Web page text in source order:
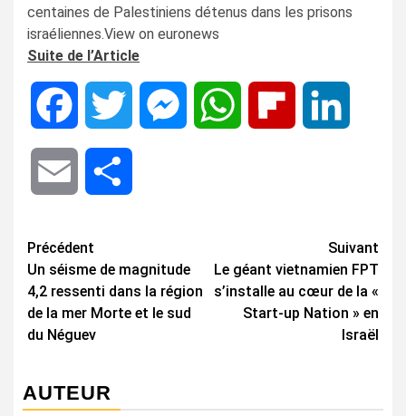
centaines de Palestiniens détenus dans les prisons
israéliennes.View on euronews
Suite de l’Article
Facebook Twitter MessengerWhatsApp Flipboard
Email
Navigation
d’article
Précédent
Un séisme de magnitude
4,2 ressenti dans la région
de la mer Morte et le sud
du Néguev
Suivant
Le géant vietnamien FPT
s’installe au cœur de la «
Start-up Nation » en
Israël
AUTEUR